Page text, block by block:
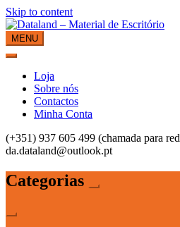
Skip to content
Dataland – Material de Escritório
Material de Escritório
MENU
Loja
Sobre nós
Contactos
Minha Conta
(+351) 937 605 499 (chamada para
da.dataland@outlook.pt
Categorias